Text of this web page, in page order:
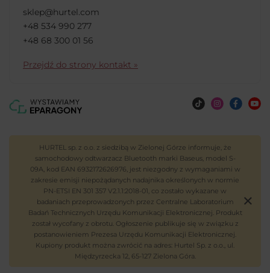
sklep@hurtel.com
+48 534 990 277
+48 68 300 01 56
Przejdź do strony kontakt »
HURTEL sp. z o.o. z siedzibą w Zielonej Górze informuje, że
samochodowy odtwarzacz Bluetooth marki Baseus, model S-
09A, kod EAN 6932172626976, jest niezgodny z wymaganiami w
zakresie emisji niepożądanych nadajnika określonych w normie
PN-ETSI EN 301 357 V2.1.1:2018-01, co zostało wykazane w
badaniach przeprowadzonych przez Centralne Laboratorium
Badań Technicznych Urzędu Komunikacji Elektronicznej. Produkt
został wycofany z obrotu. Ogłoszenie publikuje się w związku z
postanowieniem Prezesa Urzędu Komunikacji Elektronicznej.
Kupiony produkt można zwrócić na adres: Hurtel Sp. z o.o., ul.
Międzyrzecka 12, 65-127 Zielona Góra.